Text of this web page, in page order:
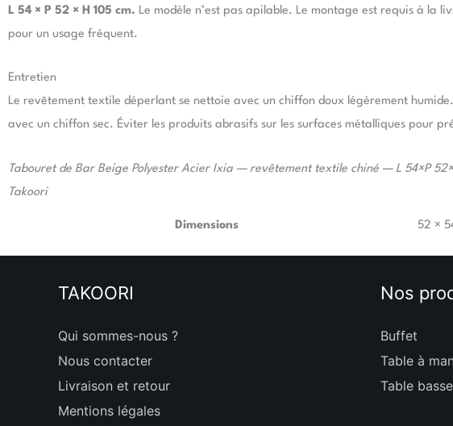
L 54 × P 52 × H 105 cm. Le modèle n’est pas apilable. Le montage est requis à la
pour un usage fréquent.
Entretien
Le revêtement textile déperlant se nettoie avec un chiffon doux légèrement
avec un chiffon sec. Éviter les produits abrasifs sur les surfaces métalliques pour
Tabouret de Bar Beige Polyester Acier Ixia — revêtement textile chiné — L 54×P
Takoori
Dimensions 52 ×
TAKOORI
Qui sommes-nous ?
Nous contacter
Livraison et retour
Mentions légales
Nos
Buffet
Table à
Table basse